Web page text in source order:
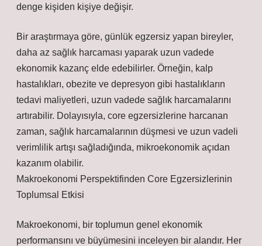
denge kişiden kişiye değişir.
Bir araştırmaya göre, günlük egzersiz yapan bireyler,
daha az sağlık harcaması yaparak uzun vadede
ekonomik kazanç elde edebilirler. Örneğin, kalp
hastalıkları, obezite ve depresyon gibi hastalıkların
tedavi maliyetleri, uzun vadede sağlık harcamalarını
artırabilir. Dolayısıyla, core egzersizlerine harcanan
zaman, sağlık harcamalarının düşmesi ve uzun vadeli
verimlilik artışı sağladığında, mikroekonomik açıdan
kazanım olabilir.
Makroekonomi Perspektifinden Core Egzersizlerinin
Toplumsal Etkisi
Makroekonomi, bir toplumun genel ekonomik
performansını ve büyümesini inceleyen bir alandır. Her